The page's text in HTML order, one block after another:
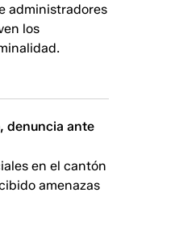
administradores
los
denuncia ante
en el cantón
amenazas